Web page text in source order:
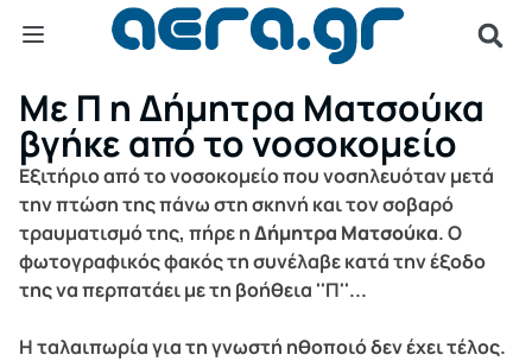
Mε Π η Δήμητρα Ματσούκα
βγήκε από το νοσοκομείο
Εξιτήριο από το νοσοκομείο που νοσηλευόταν μετά
την πτώση της πάνω στη σκηνή και τον σοβαρό
τραυματισμό της, πήρε ηΔήμητρα Ματσούκα. Ο
φωτογραφικός φακός τη συνέλαβε κατά την έξοδο
της να περπατάει με τη βοήθεια ''Π''...
Η ταλαιπωρία για τη γνωστή ηθοποιό δεν έχει τέλος.